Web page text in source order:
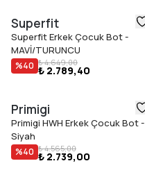
Superfit
Superfit Erkek Çocuk Bot -
MAVİ/TURUNCU
%40 ₺ 4.649,00
₺ 2.789,40
Primigi
Primigi HWH Erkek Çocuk Bot -
Siyah
%40 ₺ 4.565,00
₺ 2.739,00